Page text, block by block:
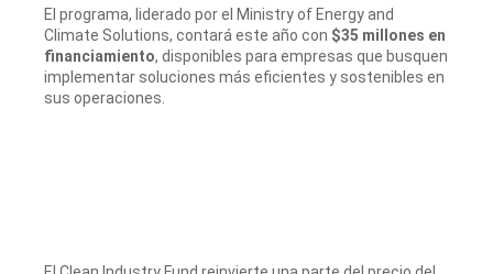
El programa, liderado por el Ministry of Energy and
Climate Solutions, contará este año con $35 millones en
financiamiento, disponibles para empresas que busquen
implementar soluciones más eficientes y sostenibles en
sus operaciones.